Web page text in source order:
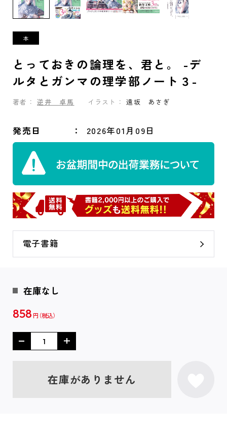
とっておきの論理を、君と。 -デ
ルタとガンマの理学部ノート３-
著者： 逆井 卓馬 イラスト： 遠坂 あさぎ
発売日 2026年01月09日
電子書籍
在庫なし
858 円
在庫がありません